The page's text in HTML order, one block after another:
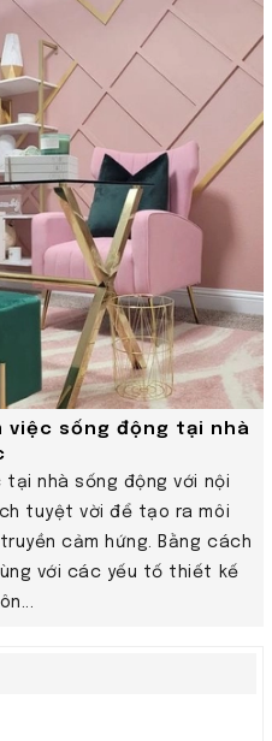
việc sống động tại nhà
tại nhà sống động với nội
tuyệt vời để tạo ra môi
cảm hứng. Bằng cách
với các yếu tố thiết kế